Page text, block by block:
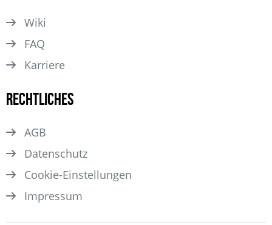
Wiki
FAQ
Karriere
Rechtliches
AGB
Datenschutz
Cookie-Einstellungen
Impressum